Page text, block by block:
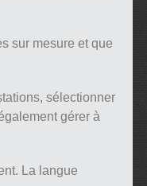
sur mesure et que
sélectionner
gérer à
La langue